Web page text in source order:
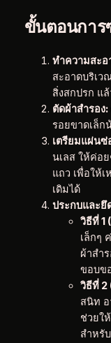
ขั้นตอนการ
ทำความสะอ
สะอาดบริเว
สิ่งสกปรก แ
ตัดผ้าสำรอง:
รอยขาดเล็ก
เตรียมแผ่นซ่
นเลส ให้ค่อ
แถว เพื่อให้
เดิมได้
ประกบและยึ
วิธีที่ 1
เล็กๆ
ผ้าสำ
ขอบข
วิธีที่ 2
สนิท อ
ช่วยใ
สำหรั